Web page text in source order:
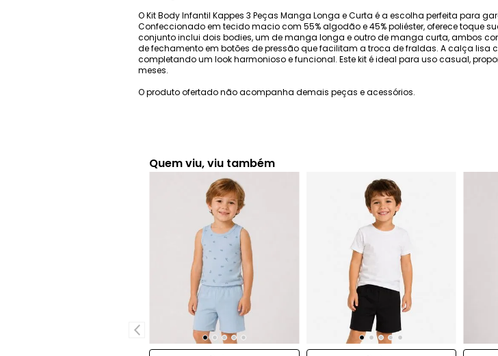
O Kit Body Infantil Kappes 3 Peças Manga Longa e Curta é a escolha perfeita para
Confeccionado em tecido macio com 55% algodão e 45% poliéster, oferece toque
conjunto inclui dois bodies, um de manga longa e outro de manga curta, ambos
de fechamento em botões de pressão que facilitam a troca de fraldas. A calça lisa
completando um look harmonioso e funcional. Este kit é ideal para uso casual,
meses.
O produto ofertado não acompanha demais peças e acessórios.
Quem viu, viu também